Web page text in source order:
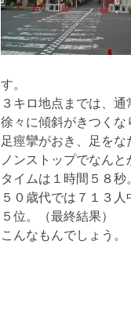
す。
３キロ地点までは、
徐々に傾斜がきつく
足痙攣がおき、足を
ノンストップでなん
タイムは１時間５８秒
５０歳代では７１３人
５位。（最終結果）
こんなもんでしょう。